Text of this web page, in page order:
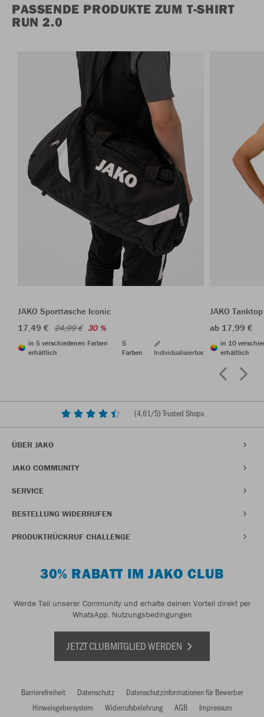
PASSENDE PRODUKTE ZUM T-SHIRT
RUN 2.0
JAKO Sporttasche Iconic
17,49 € 24,99 € 30 %
in 5 verschiedenen Farben
erhältlich
5
Farben
Individualisierbar
JAKO
ab 17,99 €
in 10
erhältlich
(4,61/5) Trusted Shops
ÜBER JAKO
JAKO COMMUNITY
SERVICE
BESTELLUNG WIDERRUFEN
PRODUKTRÜCKRUF CHALLENGE
30% RABATT IM JAKO CLUB
Werde Teil unserer Community und erhalte deinen Vorteil direkt per
WhatsApp. Nutzungsbedingungen
JETZT CLUBMITGLIED WERDEN
Barrierefreiheit Datenschutz
Datenschutzinformationen für Bewerber
Hinweisgebersystem
Widerrufsbelehrung AGB Impressum